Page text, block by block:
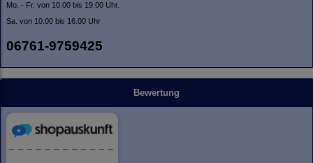
Mo. - Fr. von 10.00 bis 19.00 Uhr.
Sa. von 10.00 bis 16.00 Uhr
06761-9759425
Bewertung